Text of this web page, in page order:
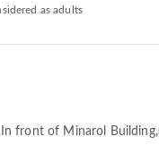
as adults
front of Minarol